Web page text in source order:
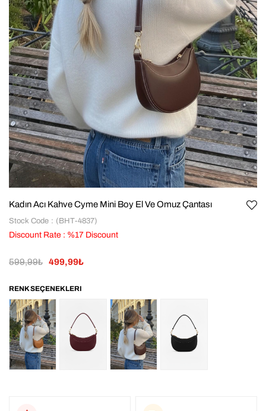
Kadın Acı Kahve Cyme Mini Boy El Ve Omuz Çantası
Stock Code (BHT-4837)
Discount Rate : %17 Discount
599,99₺ 499,99₺